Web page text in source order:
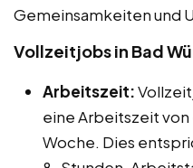
Gemeinsamkeiten und
Vollzeitjobs in Bad
Arbeitszeit:
eine Arbeitszeit
Woche. Dies